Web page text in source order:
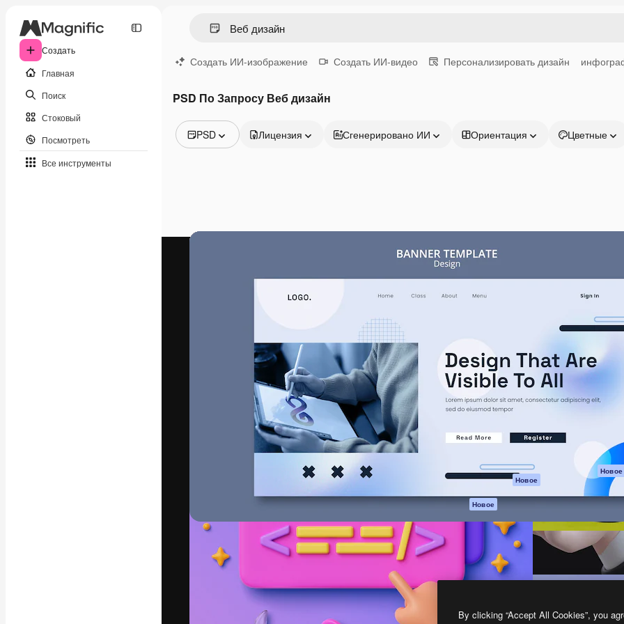
Создать
Главная
Поиск
Стоковый
Посмотреть
Все инструменты
Создать ИИ-изображение Создать ИИ-видео Персонализировать дизайн
PSD По Запросу Веб дизайн
PSD
Видео
Лицензия Сгенерировано ИИ Ориентация Цветные
Креативная платформа для создания
ваших лучших работ. Более 1 миллиона
подписчиков среди креаторов,
предприятий, агентств и студий.
Pусский
Продукция
Генератор
изображений ИИ
Генератор видео
ИИ
на основе ИИ
MCP для
Новое
Агенты Новое
API
Мобильное
приложение
Все инструменты
Magnific
Начать
Academy
Пакету ИИ
Служба
поддержки
Условия и
Политика
Оригиналы
Новое
Политика файлов
cookie
Центр доверия
Партнеры
Предприятие
By clicking “Accept All Cookies”, you